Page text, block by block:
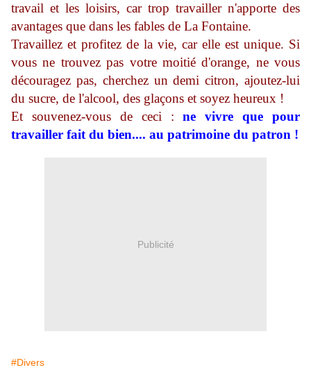
travail et les loisirs, car trop travailler n'apporte des
avantages que dans les fables de La Fontaine.
Travaillez et profitez de la vie, car elle est unique. Si
vous ne trouvez pas votre moitié d'orange, ne vous
découragez pas, cherchez un demi citron, ajoutez-lui
du sucre, de l'alcool, des glaçons et soyez heureux !
Et souvenez-vous de ceci :ne vivre que pour
travailler fait du bien.... au patrimoine du patron !
Publicité
#Divers